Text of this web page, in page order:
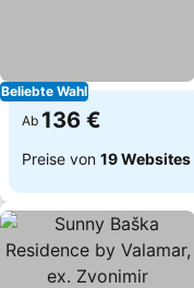
Beliebte Wahl
Ab 136 €
Preise von 19 Websites